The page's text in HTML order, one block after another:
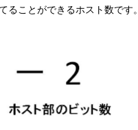
ることができるホスト数です。